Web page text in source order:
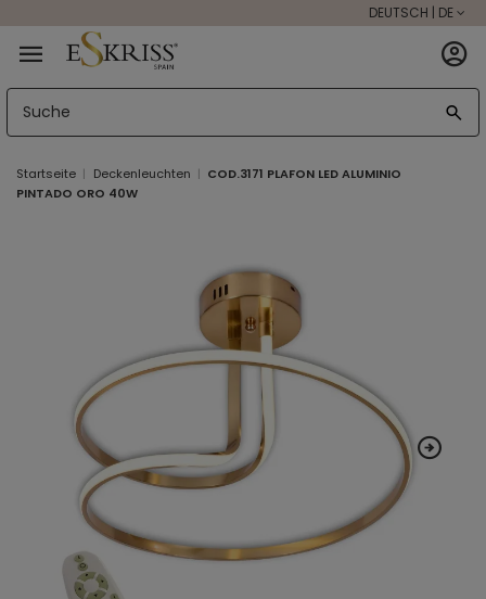
DEUTSCH | DE
Startseite Deckenleuchten
COD.3171 PLAFON LED ALUMINIO
PINTADO ORO 40W